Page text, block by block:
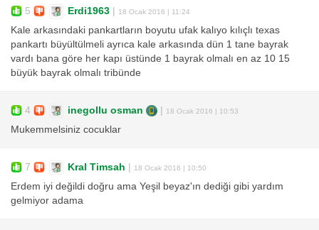
5 Erdi1963 | 18 Ocak 2016 | 11:24
Kale arkasındaki pankartların boyutu ufak kalıyo kılıçlı texas
pankartı büyültülmeli ayrıca kale arkasında dün 1 tane bayrak
vardı bana göre her kapı üstünde 1 bayrak olmalı en az 10 15
büyük bayrak olmalı tribünde
4 inegollu osman | 18 Ocak 2016 | 10:53
Mukemmelsiniz cocuklar
7 Kral Timsah | 18 Ocak 2016 | 10:50
Erdem iyi değildi doğru ama Yeşil beyaz'ın dediği gibi yardım
gelmiyor adama